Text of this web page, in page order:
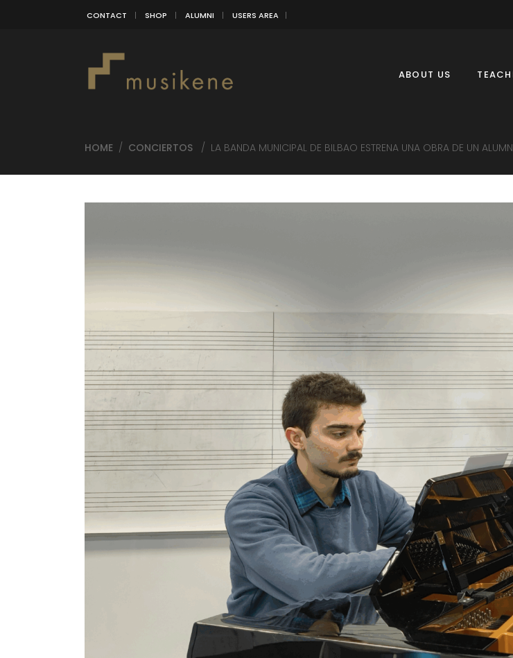
CONTACT SHOP ALUMNI USERS AREA
ABOUT US
HOME / CONCIERTOS / LA BANDA MUNICIPAL DE BILBAO ESTRENA UNA OBRA DE UN